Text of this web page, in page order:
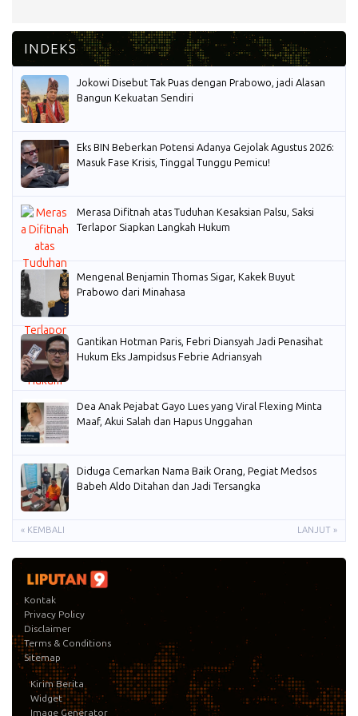
Jokowi Disebut Tak Puas dengan Prabowo, jadi Alasan
Bangun Kekuatan Sendiri
Eks BIN Beberkan Potensi Adanya Gejolak Agustus 2026:
Masuk Fase Krisis, Tinggal Tunggu Pemicu!
Merasa Difitnah atas Tuduhan Kesaksian Palsu, Saksi
Terlapor Siapkan Langkah Hukum
Mengenal Benjamin Thomas Sigar, Kakek Buyut
Prabowo dari Minahasa
Gantikan Hotman Paris, Febri Diansyah Jadi Penasihat
Hukum Eks Jampidsus Febrie Adriansyah
Dea Anak Pejabat Gayo Lues yang Viral Flexing Minta
Maaf, Akui Salah dan Hapus Unggahan
Diduga Cemarkan Nama Baik Orang, Pegiat Medsos
Babeh Aldo Ditahan dan Jadi Tersangka
« KEMBALI LANJUT »
Kontak
Privacy Policy
Disclaimer
Terms & Conditions
Sitemap
Kirim Berita
Widget
Image Generator